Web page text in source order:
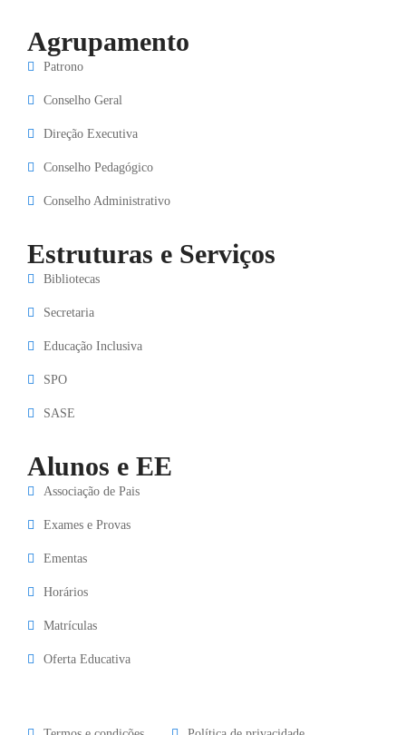
Agrupamento
Patrono
Conselho Geral
Direção Executiva
Conselho Pedagógico
Conselho Administrativo
Estruturas e Serviços
Bibliotecas
Secretaria
Educação Inclusiva
SPO
SASE
Alunos e EE
Associação de Pais
Exames e Provas
Ementas
Horários
Matrículas
Oferta Educativa